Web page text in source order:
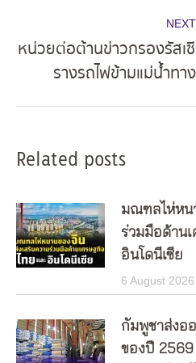
NEXT
หน่วยต่อต้านข่าวกรองรัสเ
รางรถไฟข้ามแม่น้ำทา
Related posts
มณฑลไห่หน
ร่วมมือด้าน
อินโดนีเซีย
6 August 2026
กัมพูชาส่งอ
ของปี 2569